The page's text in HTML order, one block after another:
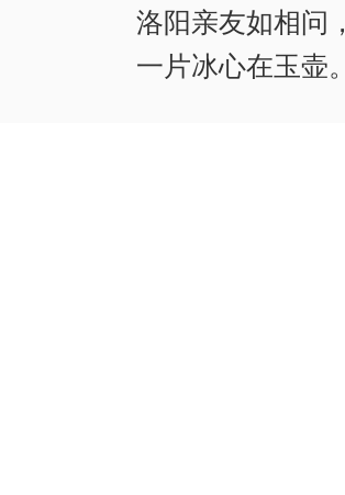
洛阳亲友如相问，
一片冰心在玉壶。